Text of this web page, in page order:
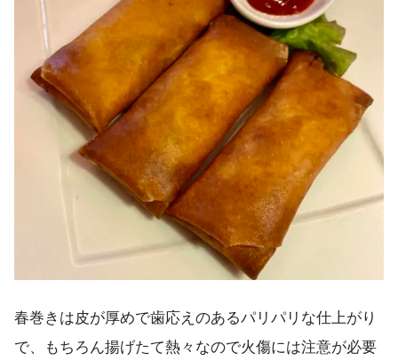
春巻きは皮が厚めで歯応えのあるパリパリな仕上がり
で、もちろん揚げたて熱々なので火傷には注意が必要